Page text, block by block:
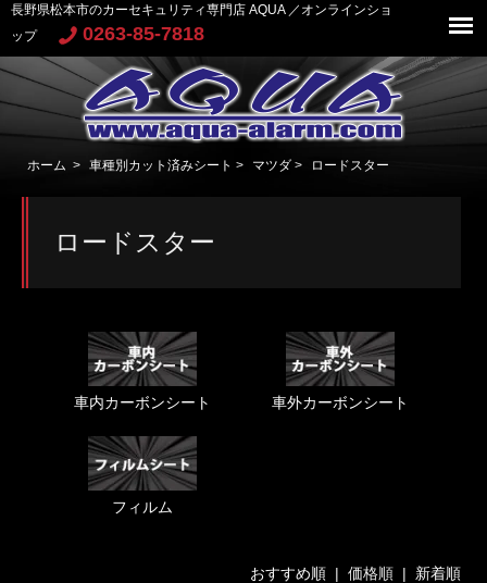
長野県松本市のカーセキュリティ専門店 AQUA ／オンラインショ
ップ
0263-85-7818
ホーム > 車種別カット済みシート > マツダ > ロードスター
ロードスター
車内カーボンシート 車外カーボンシート
フィルム
おすすめ順| 価格順 | 新着順